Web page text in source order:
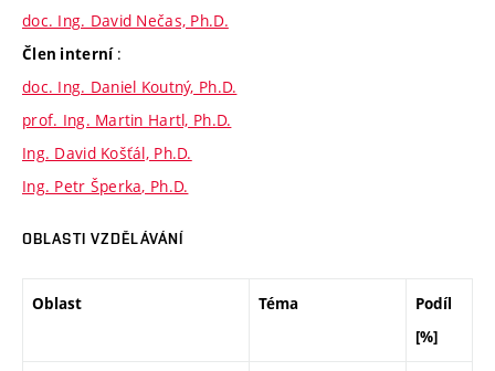
doc. Ing. David Nečas, Ph.D.
Člen interní :
doc. Ing. Daniel Koutný, Ph.D.
prof. Ing. Martin Hartl, Ph.D.
Ing. David Košťál, Ph.D.
Ing. Petr Šperka, Ph.D.
OBLASTI VZDĚLÁVÁNÍ
Oblast Téma
Podíl
[%]